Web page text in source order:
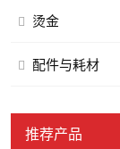
烫金
配件与耗材
推荐产品